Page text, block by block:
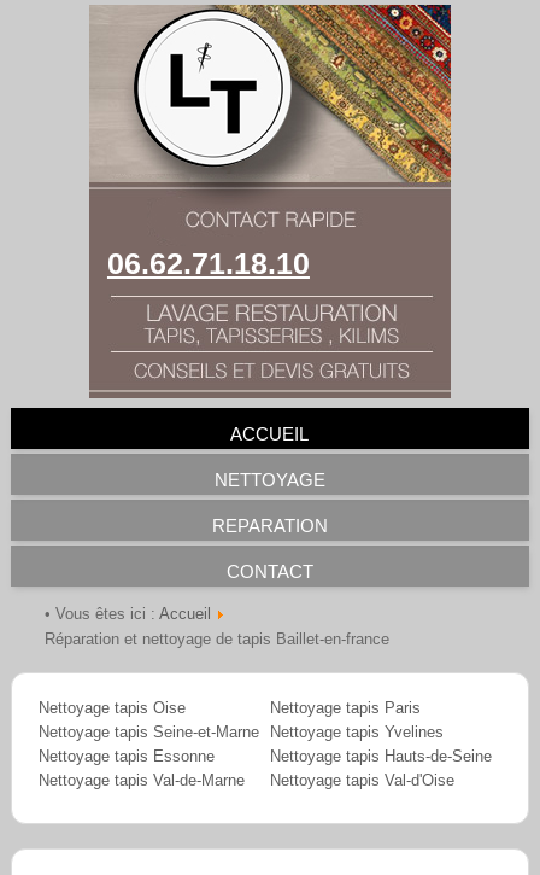
06.62.71.18.10
ACCUEIL
NETTOYAGE
REPARATION
CONTACT
• Vous êtes ici : Accueil
Réparation et nettoyage de tapis Baillet-en-france
Nettoyage tapis Oise
Nettoyage tapis Paris
Nettoyage tapis Seine-et-Marne
Nettoyage tapis Yvelines
Nettoyage tapis Essonne
Nettoyage tapis Hauts-de-Seine
Nettoyage tapis Val-de-Marne
Nettoyage tapis Val-d'Oise